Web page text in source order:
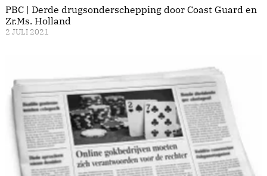
PBC | Derde drugsonderschepping door Coast Guard en
Zr.Ms. Holland
2 JULI 2021